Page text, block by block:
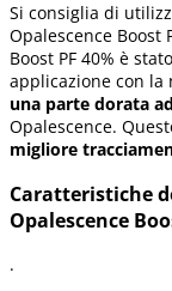
Si consiglia di
Opalescence Boost
Boost PF 40% è
applicazione con la
una parte dorata
Opalescence.
migliore
Caratteristiche
Opalescence
.